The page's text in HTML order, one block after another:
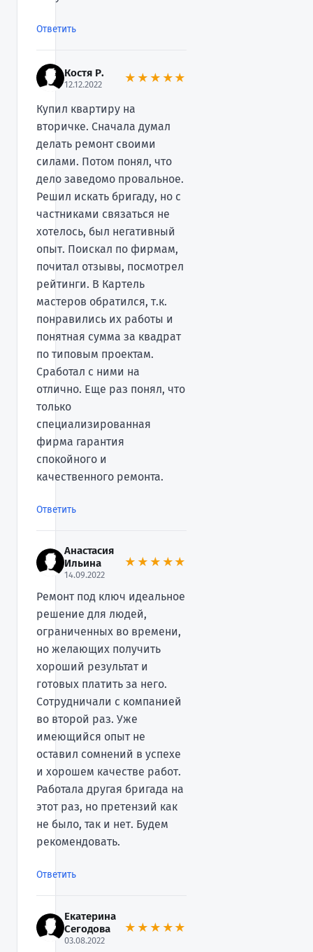
Ответить
Костя Р.
12.12.2022 ★★★★★
Купил квартиру на
вторичке. Сначала думал
делать ремонт своими
силами. Потом понял, что
дело заведомо провальное.
Решил искать бригаду, но с
частниками связаться не
хотелось, был негативный
опыт. Поискал по фирмам,
почитал отзывы, посмотрел
рейтинги. В Картель
мастеров обратился, т.к.
понравились их работы и
понятная сумма за квадрат
по типовым проектам.
Сработал с ними на
отлично. Еще раз понял, что
только
специализированная
фирма гарантия
спокойного и
качественного ремонта.
Ответить
Анастасия
Ильина
14.09.2022
★★★★★
Ремонт под ключ идеальное
решение для людей,
ограниченных во времени,
но желающих получить
хороший результат и
готовых платить за него.
Сотрудничали с компанией
во второй раз. Уже
имеющийся опыт не
оставил сомнений в успехе
и хорошем качестве работ.
Работала другая бригада на
этот раз, но претензий как
не было, так и нет. Будем
рекомендовать.
Ответить
Екатерина
Cегодова
03.08.2022
★★★★★